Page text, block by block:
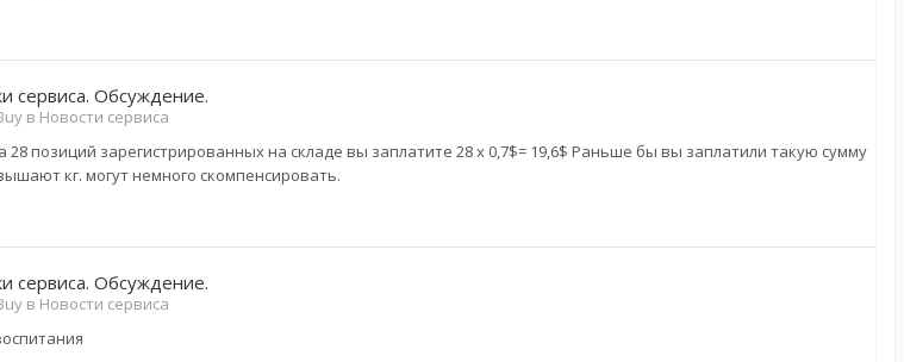
сервиса. Обсуждение.
в Новости сервиса
28 позиций зарегистрированных на складе вы заплатите 28 х 0,7$= 19,6$ Раньше бы вы заплатили такую сумму
кг. могут немного скомпенсировать.
сервиса. Обсуждение.
в Новости сервиса